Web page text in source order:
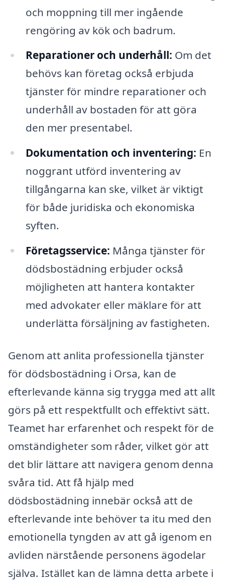
och moppning till mer ingående
rengöring av kök och badrum.
Reparationer och underhåll: Om det
behövs kan företag också erbjuda
tjänster för mindre reparationer och
underhåll av bostaden för att göra
den mer presentabel.
Dokumentation och inventering: En
noggrant utförd inventering av
tillgångarna kan ske, vilket är viktigt
för både juridiska och ekonomiska
syften.
Företagsservice: Många tjänster för
dödsbostädning erbjuder också
möjligheten att hantera kontakter
med advokater eller mäklare för att
underlätta försäljning av fastigheten.
Genom att anlita professionella tjänster
för dödsbostädning i Orsa, kan de
efterlevande känna sig trygga med att allt
görs på ett respektfullt och effektivt sätt.
Teamet har erfarenhet och respekt för de
omständigheter som råder, vilket gör att
det blir lättare att navigera genom denna
svåra tid. Att få hjälp med
dödsbostädning innebär också att de
efterlevande inte behöver ta itu med den
emotionella tyngden av att gå igenom en
avliden närstående personens ägodelar
själva. Istället kan de lämna detta arbete i